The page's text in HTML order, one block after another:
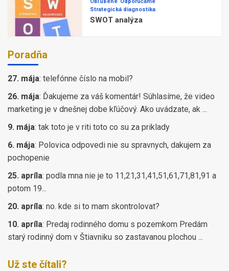
Strategická diagnostika
SWOT analýza
Poradňa
27. mája: telefónne číslo na mobil?
26. mája: Ďakujeme za váš komentár! Súhlasíme, že video
marketing je v dnešnej dobe kľúčový. Ako uvádzate, ak ...
9. mája: tak toto je v riti toto co su za priklady
6. mája: Polovica odpovedi nie su spravnych, dakujem za
pochopenie
25. apríla: podla mna nie je to 11,21,31,41,51,61,71,81,91 a
potom 19...
20. apríla: no. kde si to mam skontrolovat?
10. apríla: Predaj rodinného domu s pozemkom Predám
starý rodinný dom v Štiavniku so zastavanou plochou ...
Už ste čítali?